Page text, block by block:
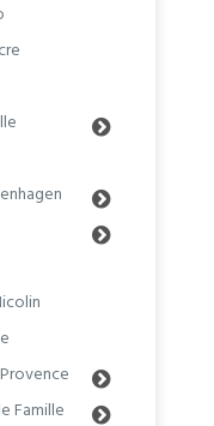
Famille